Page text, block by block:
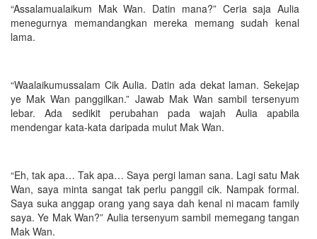
“Assalamualaikum Mak Wan. Datin mana?” Ceria saja Aulia
menegurnya memandangkan mereka memang sudah kenal
lama.
“Waalaikumussalam Cik Aulia. Datin ada dekat laman. Sekejap
ye Mak Wan panggilkan.” Jawab Mak Wan sambil tersenyum
lebar. Ada sedikit perubahan pada wajah Aulia apabila
mendengar kata-kata daripada mulut Mak Wan.
“Eh, tak apa… Tak apa… Saya pergi laman sana. Lagi satu Mak
Wan, saya minta sangat tak perlu panggil cik. Nampak formal.
Saya suka anggap orang yang saya dah kenal ni macam family
saya. Ye Mak Wan?” Aulia tersenyum sambil memegang tangan
Mak Wan.